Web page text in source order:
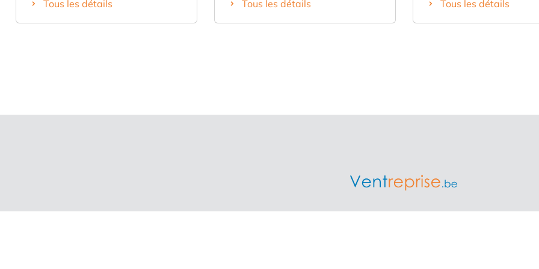
chambres, salle de bain avec
douche à l'italienne, prix
Tous les détails
de nombreux plats cuits au
barbecue au charbon de bois. Tout
Tous les détails
plus d'informations,
en utilisant le formulaire
Tous les détails